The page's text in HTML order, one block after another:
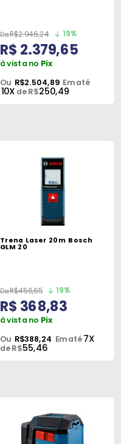
R$2.946,24 19%
R$ 2.379,65
à vista no Pix
Ou R$2.504,89 Em até
10X de R$250,49
Trena Laser 20m Bosch
GLM 20
R$456,65 19%
R$ 368,83
à vista no Pix
Ou R$388,24 Em até7X
de R$55,46